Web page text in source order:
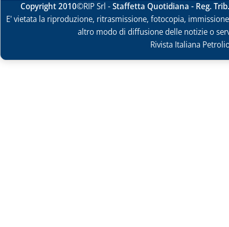
Copyright 2010©RIP Srl -Staffetta Quotidiana - Reg.
E' vietata la riproduzione, ritrasmissione, fotocopia,
altro modo di diffusione delle notizie o
Rivista Italiana